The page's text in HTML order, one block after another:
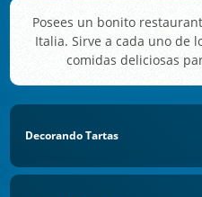
Posees un bonito
Italia. Sirve a cada uno de
comidas deliciosas
Decorando Tartas